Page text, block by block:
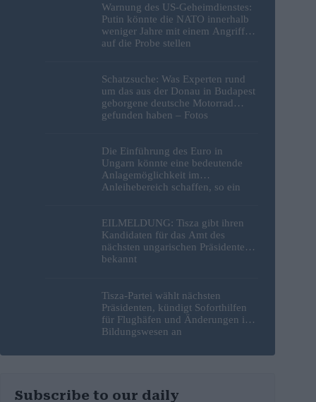
Warnung des US-Geheimdienstes:
Putin könnte die NATO innerhalb
weniger Jahre mit einem Angriff
auf die Probe stellen
Schatzsuche: Was Experten rund
um das aus der Donau in Budapest
geborgene deutsche Motorrad
gefunden haben – Fotos
Die Einführung des Euro in
Ungarn könnte eine bedeutende
Anlagemöglichkeit im
Anleihebereich schaffen, so ein
EILMELDUNG: Tisza gibt ihren
Kandidaten für das Amt des
nächsten ungarischen Präsidenten
bekannt
Tisza-Partei wählt nächsten
Präsidenten, kündigt Soforthilfen
für Flughäfen und Änderungen im
Bildungswesen an
Subscribe to our daily